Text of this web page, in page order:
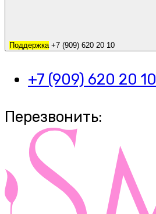
Поддержка +7 (909) 620 20 10
+7 (909) 620 20 10
Перезвонить: